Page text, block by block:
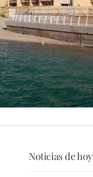
Noticias de hoy